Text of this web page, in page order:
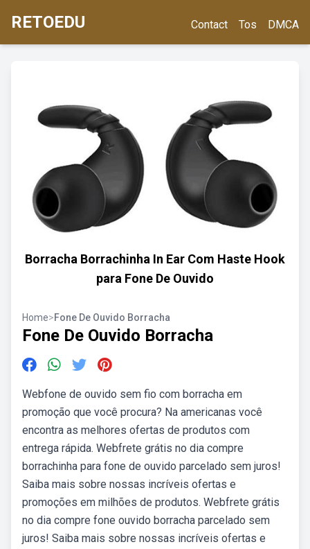
RETOEDU Contact Tos DMCA
Borracha Borrachinha In Ear Com Haste Hook
para Fone De Ouvido
Home>Fone De Ouvido Borracha
Fone De Ouvido Borracha
Webfone de ouvido sem fio com borracha em
promoção que você procura? Na americanas você
encontra as melhores ofertas de produtos com
entrega rápida. Webfrete grátis no dia compre
borrachinha para fone de ouvido parcelado sem juros!
Saiba mais sobre nossas incríveis ofertas e
promoções em milhões de produtos. Webfrete grátis
no dia compre fone ouvido borracha parcelado sem
juros! Saiba mais sobre nossas incríveis ofertas e